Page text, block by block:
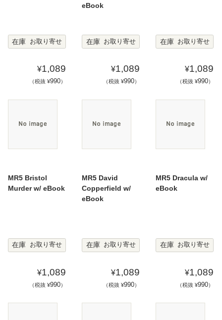
在庫 お取り寄せ
¥1,089
（税抜 ¥990）
eBook
在庫 お取り寄せ
¥1,089
（税抜 ¥990）
在庫 お取り寄せ
¥1,089
（税抜 ¥990）
MR5 Bristol
Murder w/ eBook
在庫 お取り寄せ
¥1,089
（税抜 ¥990）
MR5 David
Copperfield w/
eBook
在庫 お取り寄せ
¥1,089
（税抜 ¥990）
MR5 Dracula w/
eBook
在庫 お取り寄せ
¥1,089
（税抜 ¥990）